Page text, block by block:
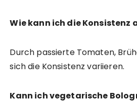
Wie kann ich die Konsistenz
Durch passierte Tomaten,
sich die Konsistenz variieren.
Kann ich vegetarische